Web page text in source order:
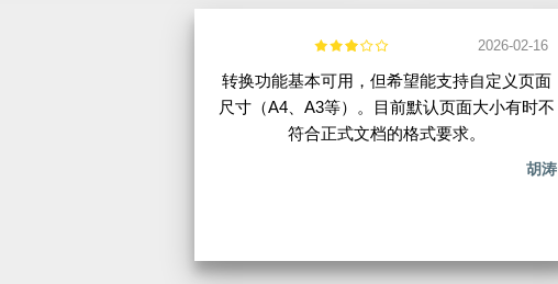
2026-02-16
转换功能基本可用，但希望能支持自定义页面
尺寸（A4、A3等）。目前默认页面大小有时不
符合正式文档的格式要求。
胡涛